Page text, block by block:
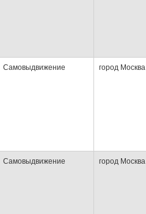
Самовыдвижение город Москва
Самовыдвижение город Москва